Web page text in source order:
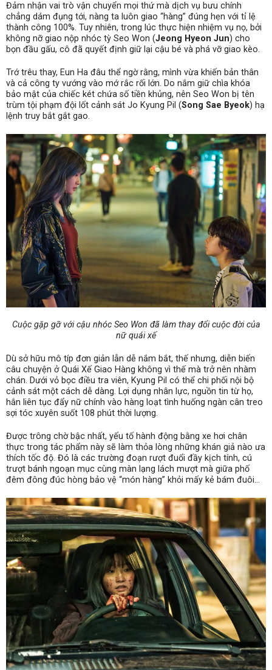
Đảm nhận vai trò vận chuyển mọi thứ mà dịch vụ bưu chính
chẳng dám đụng tới, nàng ta luôn giao “hàng” đúng hẹn với tỉ lệ
thành công 100%. Tuy nhiên, trong lúc thực hiện nhiệm vụ nọ, bởi
không nỡ giao nộp nhóc tỳ Seo Won (Jeong Hyeon Jun) cho
bọn đầu gấu, cô đã quyết định giữ lại cậu bé và phá vỡ giao kèo.
Trớ trêu thay, Eun Ha đâu thể ngờ rằng, mình vừa khiến bản thân
và cả công ty vướng vào mớ rắc rối lớn. Do nắm giữ chìa khóa
bảo mật của chiếc két chứa số tiền khủng, nên Seo Won bị tên
trùm tội phạm đội lốt cảnh sát Jo Kyung Pil (Song Sae Byeok) hạ
lệnh truy bắt gắt gao.
Cuộc gặp gỡ với cậu nhóc Seo Won đã làm thay đổi cuộc đời của
nữ quái xế
Dù sở hữu mô típ đơn giản lẫn dễ nắm bắt, thế nhưng, diễn biến
câu chuyện ở Quái Xế Giao Hàng không vì thế mà trở nên nhàm
chán. Dưới vỏ bọc điều tra viên, Kyung Pil có thể chi phối nội bộ
cảnh sát một cách dễ dàng. Lợi dụng nhân lực, nguồn tin từ họ,
hắn liên tục đẩy nữ chính vào hàng loạt tình huống ngàn cân treo
sợi tóc xuyên suốt 108 phút thời lượng.
Được trông chờ bậc nhất, yếu tố hành động bằng xe hơi chân
thực trong tác phẩm này sẽ làm thỏa lòng những khán giả nào ưa
thích tốc độ. Đó là các trường đoạn rượt đuổi đầy kịch tính, cú
trượt bánh ngoạn mục cùng màn lạng lách mượt mà giữa phố
đêm đông đúc hòng bảo vệ “món hàng” khỏi mấy kẻ bám đuôi…